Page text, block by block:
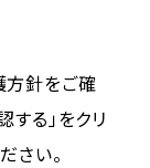
方針をご確
る」をクリ
さい。